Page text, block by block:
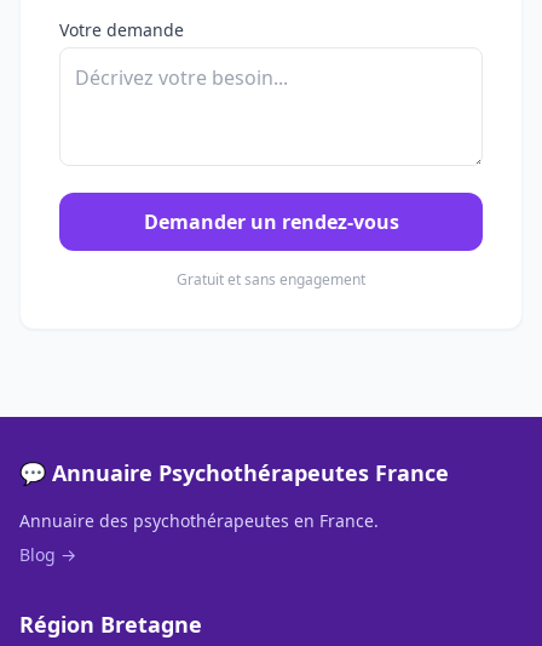
Votre demande
Demander un rendez-vous
Gratuit et sans engagement
💬 Annuaire Psychothérapeutes France
Annuaire des psychothérapeutes en France.
Blog →
Région Bretagne